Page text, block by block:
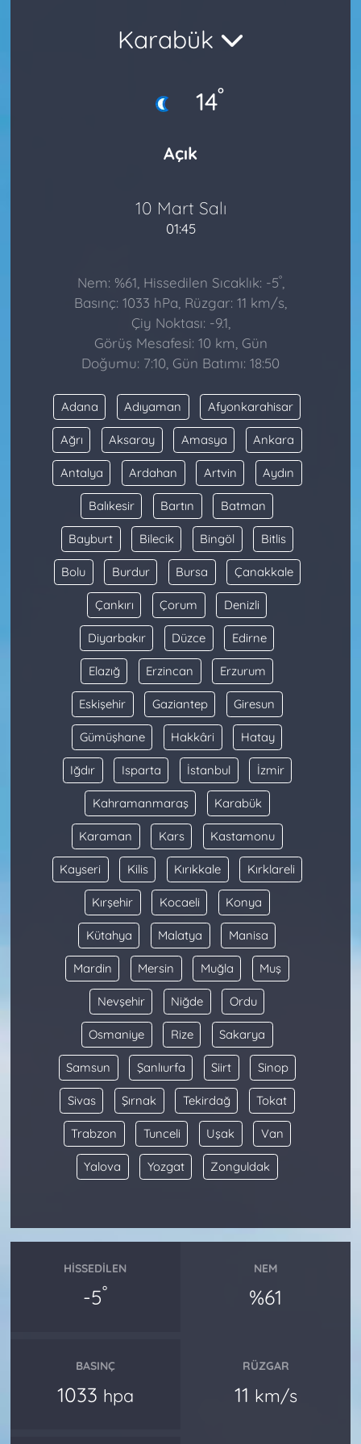
Karabük
14°
Açık
10 Mart Salı
01:45
Nem: %61, Hissedilen Sıcaklık: -5°,
Basınç: 1033 hPa, Rüzgar: 11 km/s,
Çiy Noktası: -9.1,
Görüş Mesafesi: 10 km, Gün
Doğumu: 7:10, Gün Batımı: 18:50
Adana Adıyaman Afyonkarahisar
Ağrı Aksaray Amasya Ankara
Antalya Ardahan Artvin Aydın
Balıkesir Bartın Batman
Bayburt Bilecik Bingöl Bitlis
Bolu Burdur Bursa Çanakkale
Çankırı Çorum Denizli
Diyarbakır Düzce Edirne
Elazığ Erzincan Erzurum
Eskişehir Gaziantep Giresun
Gümüşhane Hakkâri Hatay
Iğdır Isparta İstanbul İzmir
Kahramanmaraş Karabük
Karaman Kars Kastamonu
Kayseri Kilis Kırıkkale Kırklareli
Kırşehir Kocaeli Konya
Kütahya Malatya Manisa
Mardin Mersin Muğla Muş
Nevşehir Niğde Ordu
Osmaniye Rize Sakarya
Samsun Şanlıurfa Siirt Sinop
Sivas Şırnak Tekirdağ Tokat
Trabzon Tunceli Uşak Van
Yalova Yozgat Zonguldak
HISSEDILEN
-5°
NEM
%61
BASINÇ
1033 hpa
RÜZGAR
11 km/s